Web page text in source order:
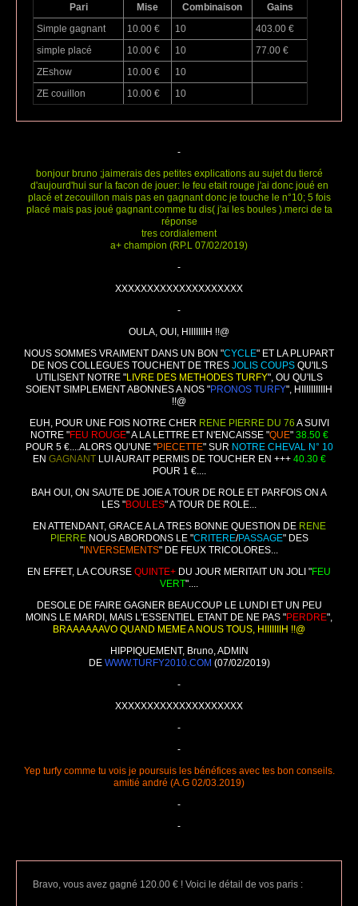
Pari Mise Combinaison
Gains
Simple gagnant
10.00 € 10
403.00 €
simple placé
10.00 € 10
77.00 €
ZEshow
10.00 €
10
ZE couillon
10.00 € 10
-
bonjour bruno ;jaimerais des petites explications au sujet du tiercé
d'aujourd'hui sur la facon de jouer: le feu etait rouge j'ai donc joué en
placé et zecouillon mais pas en gagnant donc je touche le n°10; 5 fois
placé mais pas joué gagnant.comme tu dis( j'ai les boules ).merci de ta
réponse
tres cordialement
a+ champion (RP.L 07/02/2019)
-
XXXXXXXXXXXXXXXXXXXX
-
OULA, OUI, HIIIIIIIH !!@
NOUS SOMMES VRAIMENT DANS UN BON "CYCLE" ET LA PLUPART
DE NOS COLLEGUES TOUCHENT DE TRESJOLIS COUPSQU'ILS
UTILISENT NOTRE "LIVRE DES METHODES TURFY", OU QU'ILS
SOIENT SIMPLEMENT ABONNES A NOS "PRONOS TURFY", HIIIIIIIIIIH
!!@
EUH, POUR UNE FOIS NOTRE CHER RENE PIERRE DU 76 A SUIVI
NOTRE "FEU ROUGE" A LA LETTRE ET N'ENCAISSE "QUE" 38.50 €
POUR 5 €....ALORS QU'UNE "PIECETTE" SUR NOTRE CHEVAL N° 10
EN GAGNANTLUI AURAIT PERMIS DE TOUCHER EN +++ 40.30 €
POUR 1 €....
BAH OUI, ON SAUTE DE JOIE A TOUR DE ROLE ET PARFOIS ON A
LES "BOULES" A TOUR DE ROLE...
EN ATTENDANT, GRACE A LA TRES BONNE QUESTION DE RENE
PIERRENOUS ABORDONS LE "CRITERE/PASSAGE" DES
" INVERSEMENTS" DE FEUX TRICOLORES...
EN EFFET, LA COURSE QUINTE+ DU JOUR MERITAIT UN JOLI "FEU
VERT"....
DESOLE DE FAIRE GAGNER BEAUCOUP LE LUNDI ET UN PEU
MOINS LE MARDI, MAIS L'ESSENTIEL ETANT DE NE PAS "PERDRE",
BRAAAAAAVO QUAND MEME A NOUS TOUS, HIIIIIIIH !!@
HIPPIQUEMENT, Bruno, ADMIN
DE WWW.TURFY2010.COM (07/02/2019)
-
XXXXXXXXXXXXXXXXXXXX
-
-
Yep turfy comme tu vois je poursuis les bénéfices avec tes bon conseils.
amitié andré (A.G 02/03.2019)
-
-
Bravo, vous avez gagné 120.00 € ! Voici le détail de vos paris :